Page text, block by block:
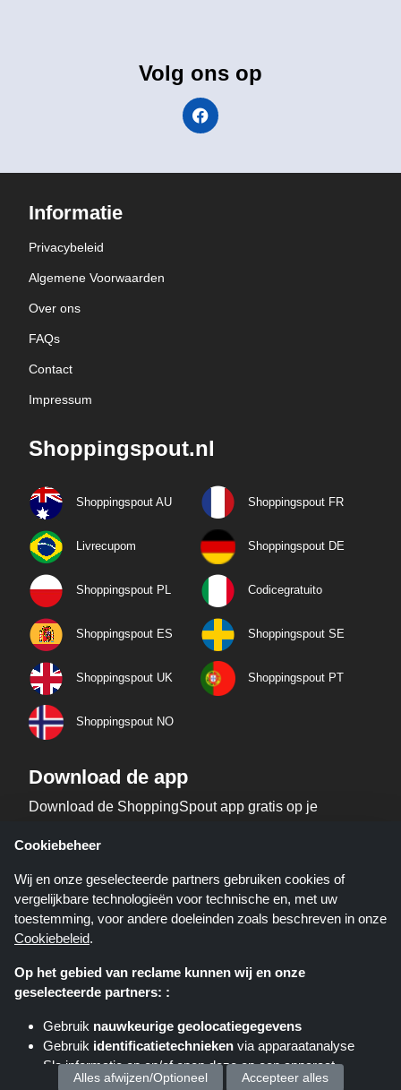
Volg ons op
Informatie
Privacybeleid
Algemene Voorwaarden
Over ons
FAQs
Contact
Impressum
Shoppingspout.nl
Shoppingspout AU Shoppingspout FR
Livrecupom Shoppingspout DE
Shoppingspout PL Codicegratuito
Shoppingspout ES Shoppingspout SE
Shoppingspout UK Shoppingspout PT
Shoppingspout NO
Download de app
Download de ShoppingSpout app gratis op je
Shoppingspout.nl is een website die u deals, kortingen en kortingscodes
verschillende affiliate netwerken. Shoppingspout.nl of zijn medewerkers
maken geen deel uit van het bestelproces wanneer u een bestelling plaatst
via deze links, zij ontvangen enkel een commissie via deze links/deals.
auteursrechten © 2026 ShoppingSpout. Alle rechten voorbehouden.
Cookiebeheer
Wij en onze geselecteerde partners gebruiken cookies of
vergelijkbare technologieën voor technische en, met uw
toestemming, voor andere doeleinden zoals beschreven in onze
Cookiebeleid.
Op het gebied van reclame kunnen wij en onze
geselecteerde partners: :
Gebruik nauwkeurige geolocatiegegevens
Gebruik identificatietechnieken via apparaatanalyse
Sla informatie op en/of open deze op een apparaat
Alles afwijzen/Optioneel Accepteer alles